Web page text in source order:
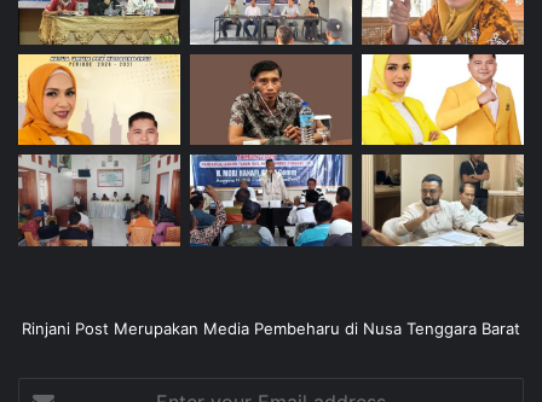
Rinjani Post Merupakan Media Pembeharu di Nusa Tenggara Barat